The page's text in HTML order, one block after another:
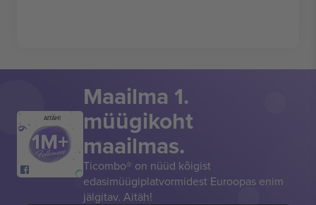
AITÄH!
Maailma 1.
müügikoht
maailmas.
Ticombo® on nüüd kõigist
edasimüügiplatvormidest Euroopas enim
jälgitav. Aitäh!